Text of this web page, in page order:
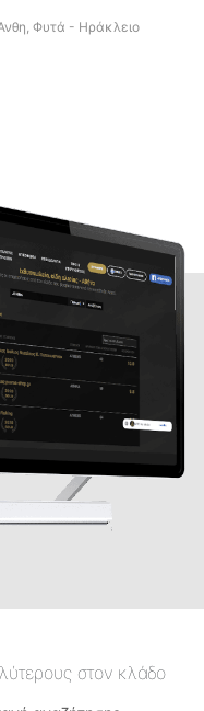
Φυτά - Ηράκλειο
στον κλάδο